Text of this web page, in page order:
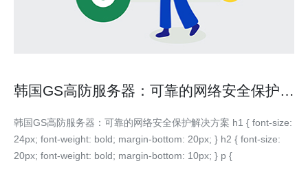
韩国GS高防服务器：可靠的网络安全保护解
韩国GS高防服务器：可靠的网络安全保护解决方案 h1 { font-size:
24px; font-weight: bold; margin-bottom: 20px; } h2 { font-size:
20px; font-weight: bold; margin-bottom: 10px; } p {